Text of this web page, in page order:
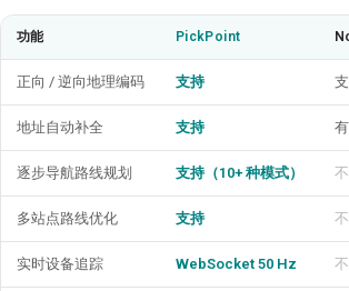
功能 PickPoint
正向 / 逆向地理编码 支持
地址自动补全 支持
逐步导航路线规划 支持（10+ 种模式）
多站点路线优化 支持
实时设备追踪 WebSocket 50 Hz